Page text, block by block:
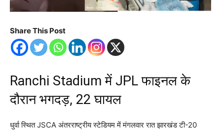
Share This Post
Ranchi Stadium में JPL फाइनल के
दौरान भगदड़, 22 घायल
धुर्वा स्थित JSCA अंतरराष्ट्रीय स्टेडियम में मंगलवार रात झारखंड टी-20